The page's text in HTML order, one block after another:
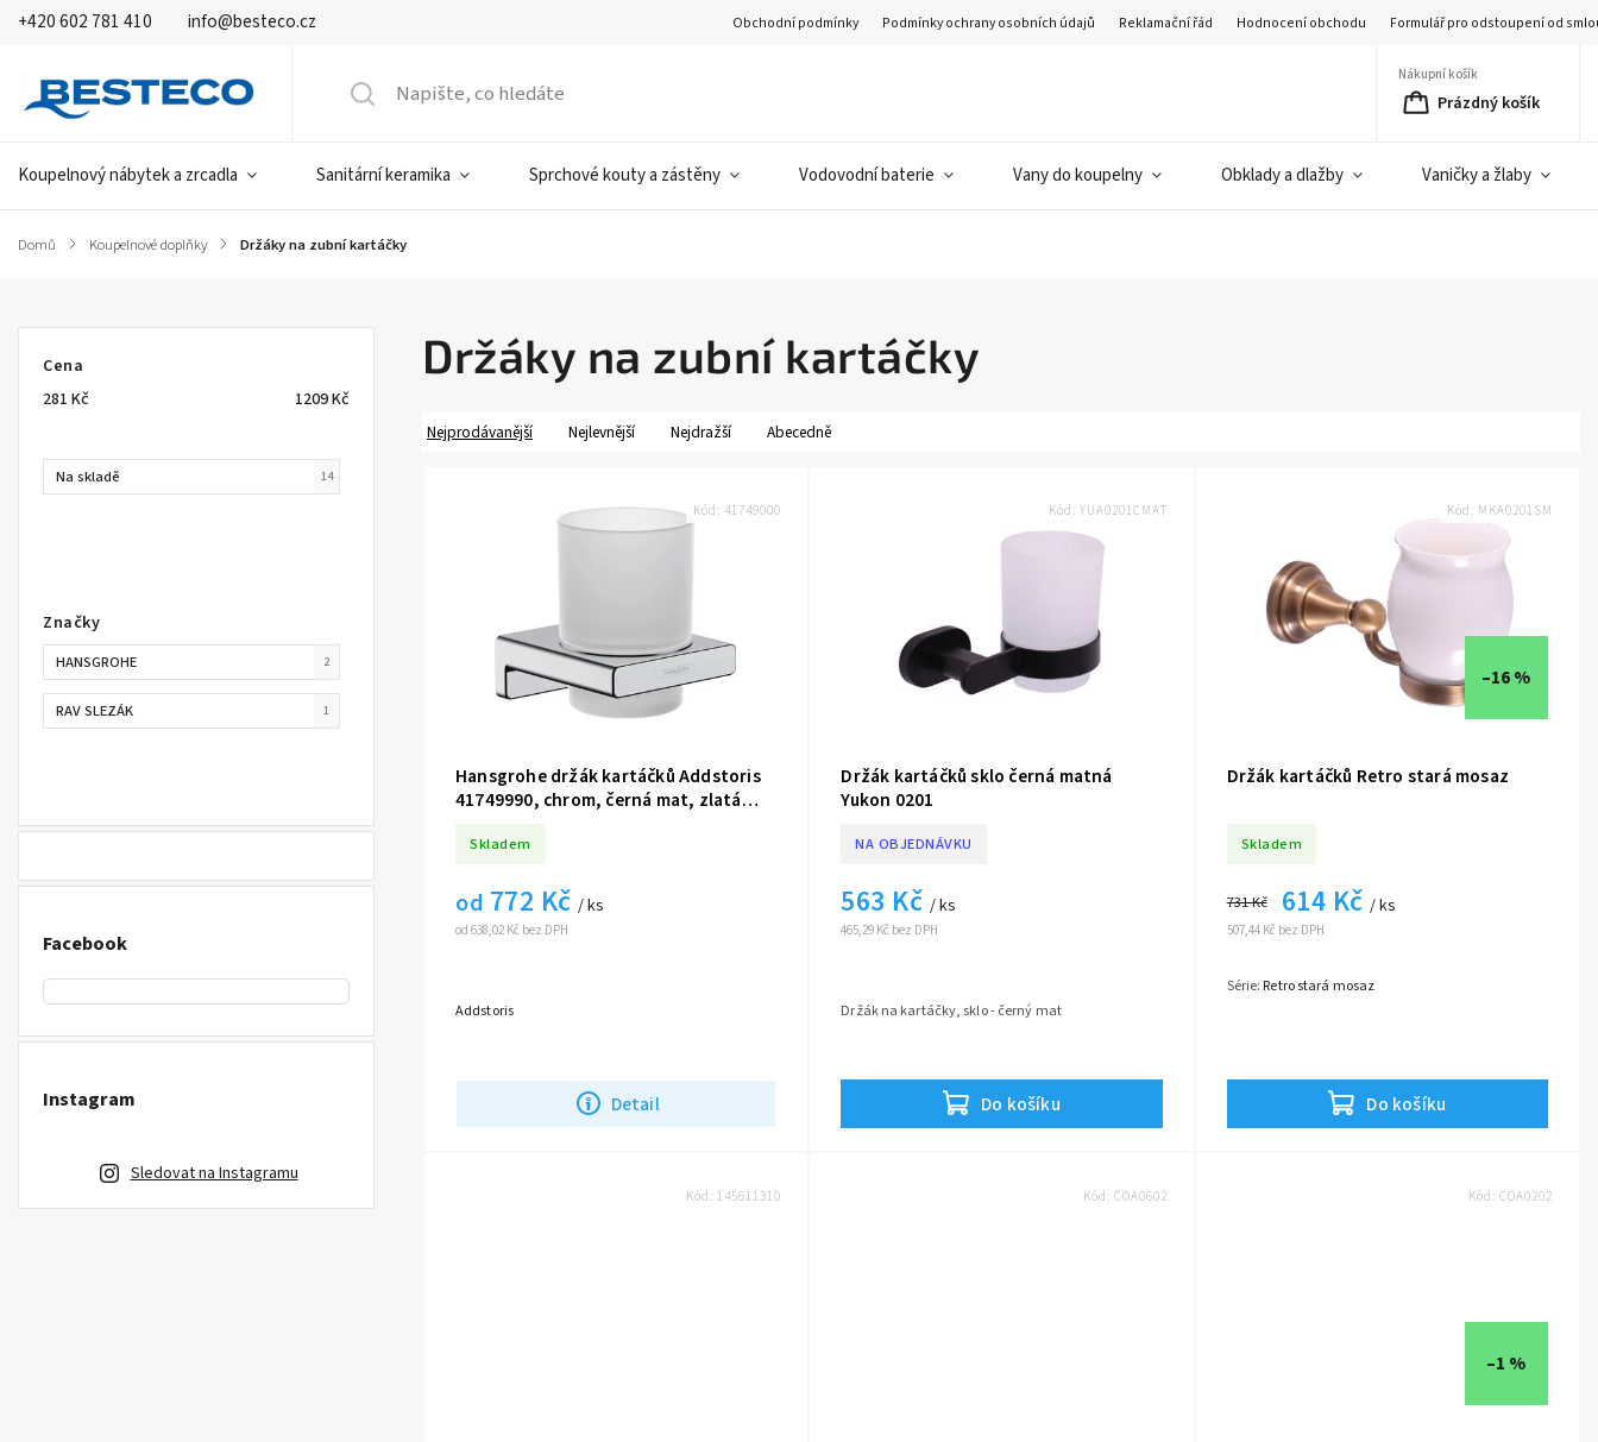
+420 602 781 410 info@besteco.cz Obchodní podmínky Podmínky ochrany osobních údajů Reklamační řád Hodnocení obchodu Formulář pro odstoupení od
Nákupní košík
Prázdný košík
Koupelnový nábytek a zrcadla Sanitární keramika Sprchové kouty a zástěny Vodovodní baterie Vany do koupelny Obklady a dlažby Vaničky a žlaby
Domů / Koupelnové doplňky / Držáky na zubní kartáčky
Cena
281 Kč 1209Kč
Na skladě 14
Značky
HANSGROHE 2
RAV SLEZÁK 1
Facebook
Instagram
Sledovat na Instagramu
Držáky na zubní kartáčky
Nejprodávanější Nejlevnější Nejdražší Abecedně
Hansgrohe držák kartáčků Addstoris
41749990, chrom, černá mat, zlatá
Skladem
od 638,02 Kč bez DPH
od 772 Kč / ks
Detail
Addstoris
Kód: 41749000
Držák kartáčků sklo černá matná
Yukon 0201
NA OBJEDNÁVKU
465,29 Kč bez DPH
563 Kč / ks
Do košíku
Držák na kartáčky, sklo - černý mat
Kód: YUA0201CMAT
–16 %
Držák kartáčků Retro stará mosaz
Skladem
507,44 Kč bez DPH
731 Kč 614 Kč/ ks
Do košíku
Série: Retro stará mosaz
Kód: MKA0201SM
Kód: 145611310 Kód: COA0602
–1 %
Kód: COA0202